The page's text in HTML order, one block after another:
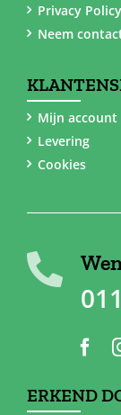
Privacy Policy
Neem
Mijn account
Levering
Cookies
ERKEND